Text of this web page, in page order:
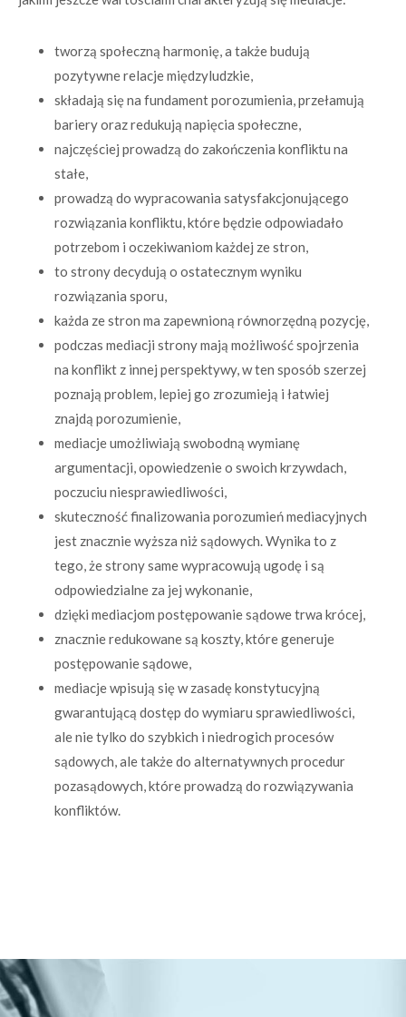
tworzą społeczną harmonię, a także budują
pozytywne relacje międzyludzkie,
składają się na fundament porozumienia, przełamują
bariery oraz redukują napięcia społeczne,
najczęściej prowadzą do zakończenia konfliktu na
stałe,
prowadzą do wypracowania satysfakcjonującego
rozwiązania konfliktu, które będzie odpowiadało
potrzebom i oczekiwaniom każdej ze stron,
to strony decydują o ostatecznym wyniku
rozwiązania sporu,
każda ze stron ma zapewnioną równorzędną pozycję,
podczas mediacji strony mają możliwość spojrzenia
na konflikt z innej perspektywy, w ten sposób szerzej
poznają problem, lepiej go zrozumieją i łatwiej
znajdą porozumienie,
mediacje umożliwiają swobodną wymianę
argumentacji, opowiedzenie o swoich krzywdach,
poczuciu niesprawiedliwości,
skuteczność finalizowania porozumień mediacyjnych
jest znacznie wyższa niż sądowych. Wynika to z
tego, że strony same wypracowują ugodę i są
odpowiedzialne za jej wykonanie,
dzięki mediacjom postępowanie sądowe trwa krócej,
znacznie redukowane są koszty, które generuje
postępowanie sądowe,
mediacje wpisują się w zasadę konstytucyjną
gwarantującą dostęp do wymiaru sprawiedliwości,
ale nie tylko do szybkich i niedrogich procesów
sądowych, ale także do alternatywnych procedur
pozasądowych, które prowadzą do rozwiązywania
konfliktów.